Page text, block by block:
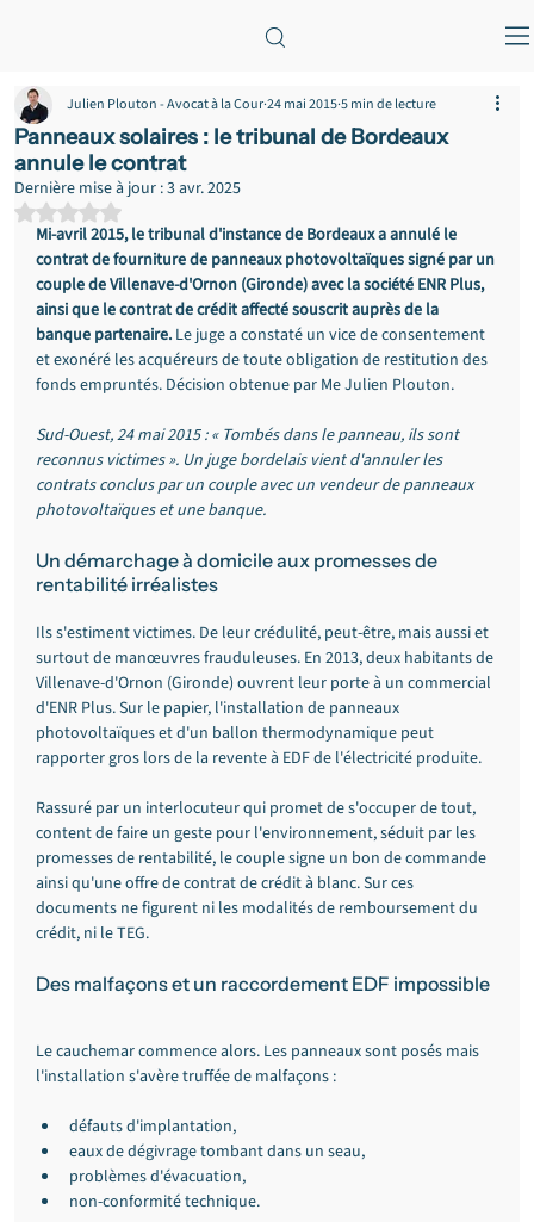
Panneaux solaires : le tribunal de Bordeaux
annule le contrat
Julien Plouton - Avocat à la Cour24 mai 20155 min de lecture
Dernière mise à jour :3 avr. 2025
Noté NaN étoiles sur 5.
Mi-avril 2015, le tribunal d'instance de Bordeaux a annulé le
contrat de fourniture de panneaux photovoltaïques signé par un
couple de Villenave-d'Ornon (Gironde) avec la société ENR Plus,
ainsi que le contrat de crédit affecté souscrit auprès de la
banque partenaire. Le juge a constaté un vice de consentement
et exonéré les acquéreurs de toute obligation de restitution des
fonds empruntés. Décision obtenue par Me Julien Plouton.
Sud-Ouest, 24 mai 2015 : « Tombés dans le panneau, ils sont
reconnus victimes ». Un juge bordelais vient d'annuler les
contrats conclus par un couple avec un vendeur de panneaux
photovoltaïques et une banque.
Un démarchage à domicile aux promesses de
rentabilité irréalistes
Ils s'estiment victimes. De leur crédulité, peut-être, mais aussi et
surtout de manœuvres frauduleuses. En 2013, deux habitants de
Villenave-d'Ornon (Gironde) ouvrent leur porte à un commercial
d'ENR Plus. Sur le papier, l'installation de panneaux
photovoltaïques et d'un ballon thermodynamique peut
rapporter gros lors de la revente à EDF de l'électricité produite.
Rassuré par un interlocuteur qui promet de s'occuper de tout,
content de faire un geste pour l'environnement, séduit par les
promesses de rentabilité, le couple signe un bon de commande
ainsi qu'une offre de contrat de crédit à blanc. Sur ces
documents ne figurent ni les modalités de remboursement du
crédit, ni le TEG.
Des malfaçons et un raccordement EDF impossible
Le cauchemar commence alors. Les panneaux sont posés mais
l'installation s'avère truffée de malfaçons :
défauts d'implantation,
eaux de dégivrage tombant dans un seau,
problèmes d'évacuation,
non-conformité technique.